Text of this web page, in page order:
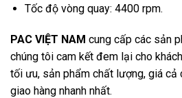
Tốc độ vòng quay: 4400 rpm.
PAC VIỆT NAM cung cấp các sản
chúng tôi cam kết đem lại cho
tối ưu, sản phẩm chất lượng, giá cả
giao hàng nhanh nhất.